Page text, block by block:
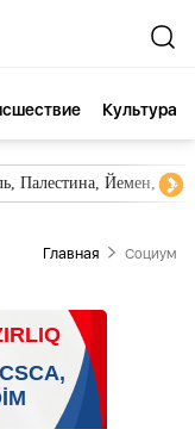
Культура
Палестина, Йемен,
Главная Социум